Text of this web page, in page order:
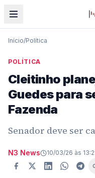
Início/Política
POLÍTICA
Cleitinho
Guedes para
Fazenda
Senador deve ser
N3 News 10/03/26 às